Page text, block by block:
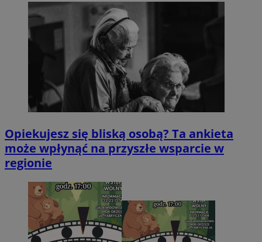
Opiekujesz się bliską osobą? Ta ankieta
może wpłynąć na przyszłe wsparcie w
regionie